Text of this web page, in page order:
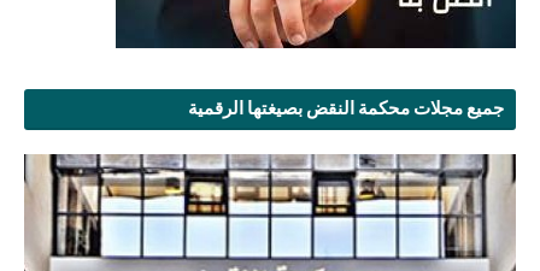
جميع مجلات محكمة النقض بصيغتها الرقمية